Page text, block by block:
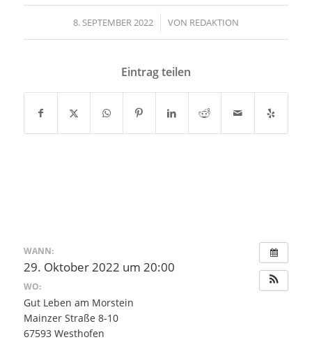
8. SEPTEMBER 2022
/ VON REDAKTION
Eintrag teilen
WANN:
29. Oktober 2022 um 20:00
WO:
Gut Leben am Morstein
Mainzer Straße 8-10
67593 Westhofen